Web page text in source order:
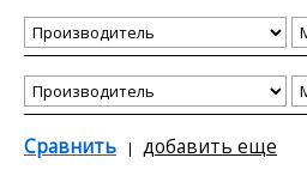
Сравнить добавить еще